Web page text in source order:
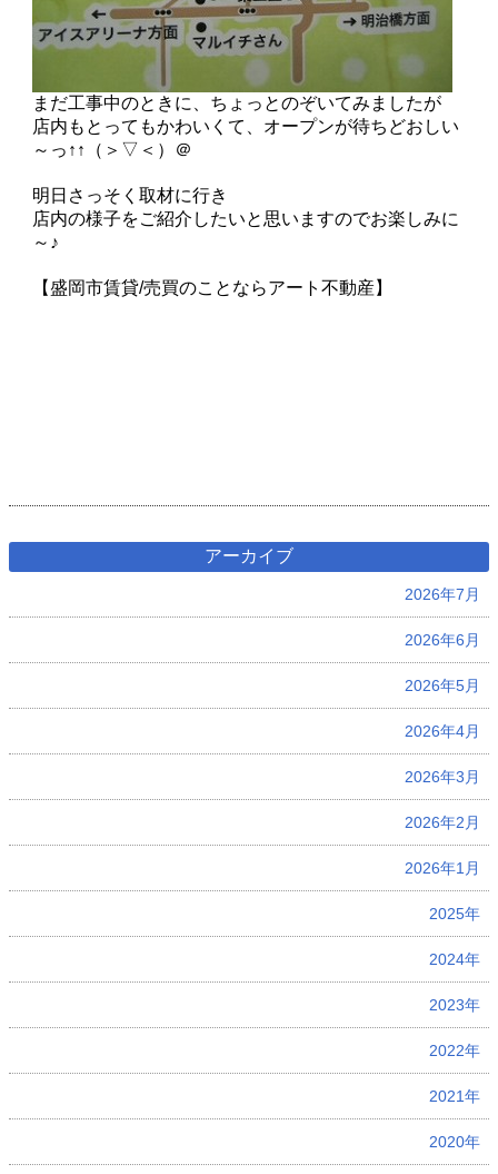
まだ工事中のときに、ちょっとのぞいてみましたが
店内もとってもかわいくて、オープンが待ちどおしい
～っ↑↑（＞▽＜）＠
明日さっそく取材に行き
店内の様子をご紹介したいと思いますのでお楽しみに
～♪
【盛岡市賃貸/売買のことならアート不動産】
アーカイブ
2026年7月
2026年6月
2026年5月
2026年4月
2026年3月
2026年2月
2026年1月
2025年
2024年
2023年
2022年
2021年
2020年